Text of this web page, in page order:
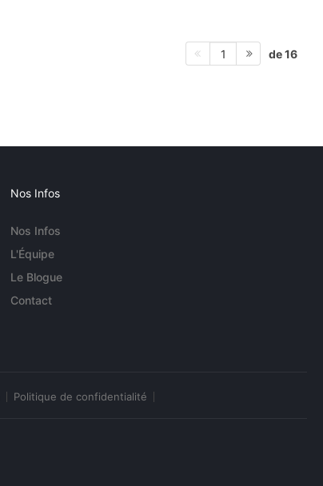
1 de 16
Nos Infos
Nos Infos
L'Équipe
Le Blogue
Contact
Politique de confidentialité